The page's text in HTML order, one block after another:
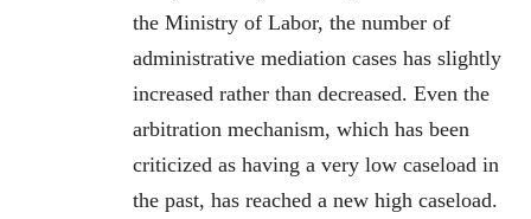
the Ministry of Labor, the number of
administrative mediation cases has slightly
increased rather than decreased. Even the
arbitration mechanism, which has been
criticized as having a very low caseload in
the past, has reached a new high caseload.